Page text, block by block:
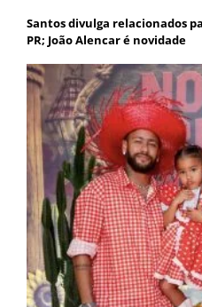
Santos divulga relacionados
PR; João Alencar é novidade